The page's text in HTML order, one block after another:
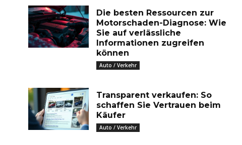
Die besten Ressourcen zur
Motorschaden-Diagnose: Wie
Sie auf verlässliche
Informationen zugreifen
können
Auto / Verkehr
Transparent verkaufen: So
schaffen Sie Vertrauen beim
Käufer
Auto / Verkehr